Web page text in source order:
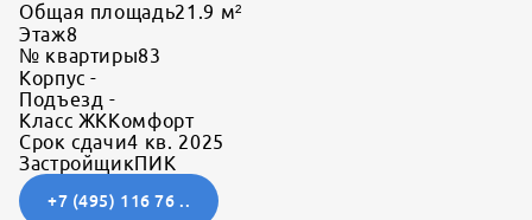
Общая площадь21.9 м²
Этаж8
№ квартиры83
Корпус -
Подъезд -
Класс ЖККомфорт
Срок сдачи4 кв. 2025
ЗастройщикПИК
+7 (495) 116 76 ..